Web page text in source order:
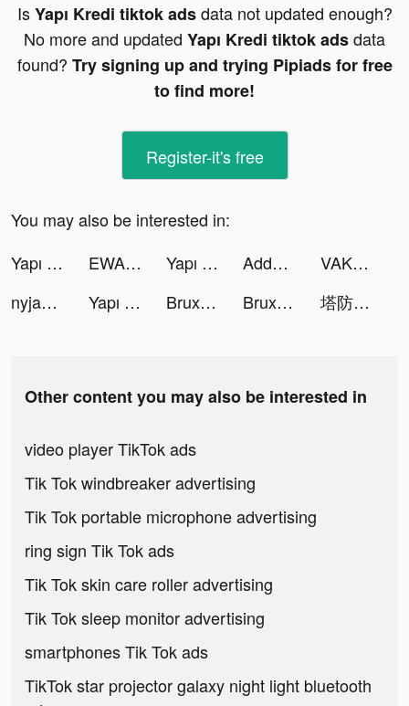
IsYapı Kredi tiktok adsdata not updated enough?
No more and updated Yapı Kredi tiktok adsdata
found? Try signing up and trying Pipiads for free
to find more!
Register-it's free
You may also be interested in:
Yapı Kredi tiktok ads
EWA English Language Learning tiktok ads Yapı Kredi tiktok ads Addy tiktok ads
VAKU Fast Cleaner tiktok ads
nyjah 🌸🪩⚡️🍓🌞💘 tiktok ads
Yapı Kredi tiktok ads Bruxas Halloween - Slots tiktok ads Bruxas Halloween - Slots tiktok ads 塔防急急令 tiktok ads
Other content you may also be interested in
video player TikTok ads
Tik Tok windbreaker advertising
Tik Tok portable microphone advertising
ring sign Tik Tok ads
Tik Tok skin care roller advertising
Tik Tok sleep monitor advertising
smartphones Tik Tok ads
TikTok star projector galaxy night light bluetooth